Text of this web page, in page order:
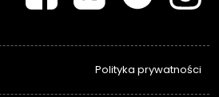
Polityka prywatności